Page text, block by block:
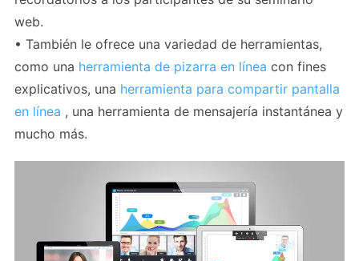
web.
• También le ofrece una variedad de herramientas,
como una herramienta de pizarra en línea con fines
explicativos, una herramienta para compartir pantalla
en línea , una herramienta de mensajería instantánea y
mucho más.